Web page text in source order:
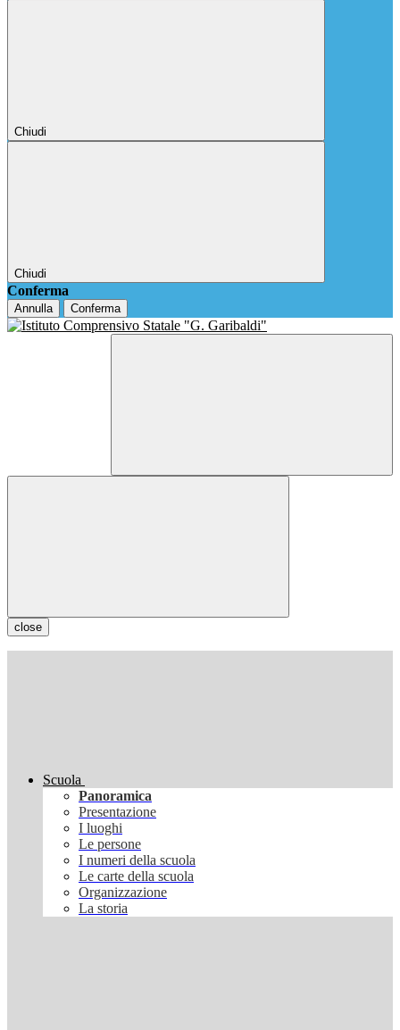
Chiudi
Chiudi
Conferma
Annulla Conferma
close
Scuola
Panoramica
Presentazione
I luoghi
Le persone
I numeri della scuola
Le carte della scuola
Organizzazione
La storia